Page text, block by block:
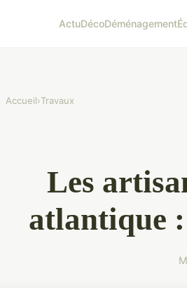
ActuDécoDéménagement
Accueil›Travaux
Les
atlantique